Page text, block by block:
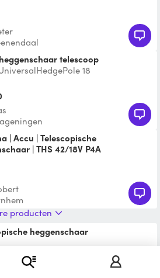
heggenschaar telescoop
18
| THS 42/18V P4A
view/robert-
about-me/career-
producten
heggenschaar